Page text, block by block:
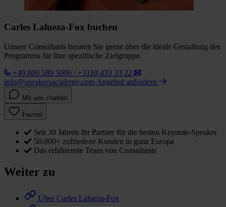
Carles Lalueza-Fox buchen
Unsere Consultants beraten Sie gerne über die ideale Gestaltung des
Programms für Ihre spezifische Zielgruppe.
+49 800 589 5006 / +3110 433 33 22
info@speakersacademy.com Angebot anfordern
Mit uns chatten
Favorit
Seit 30 Jahren Ihr Partner für die besten Keynote-Speaker
50.000+ zufriedene Kunden in ganz Europa
Das erfahrenste Team von Consultants
Weiter zu
Über Carles Lalueza-Fox